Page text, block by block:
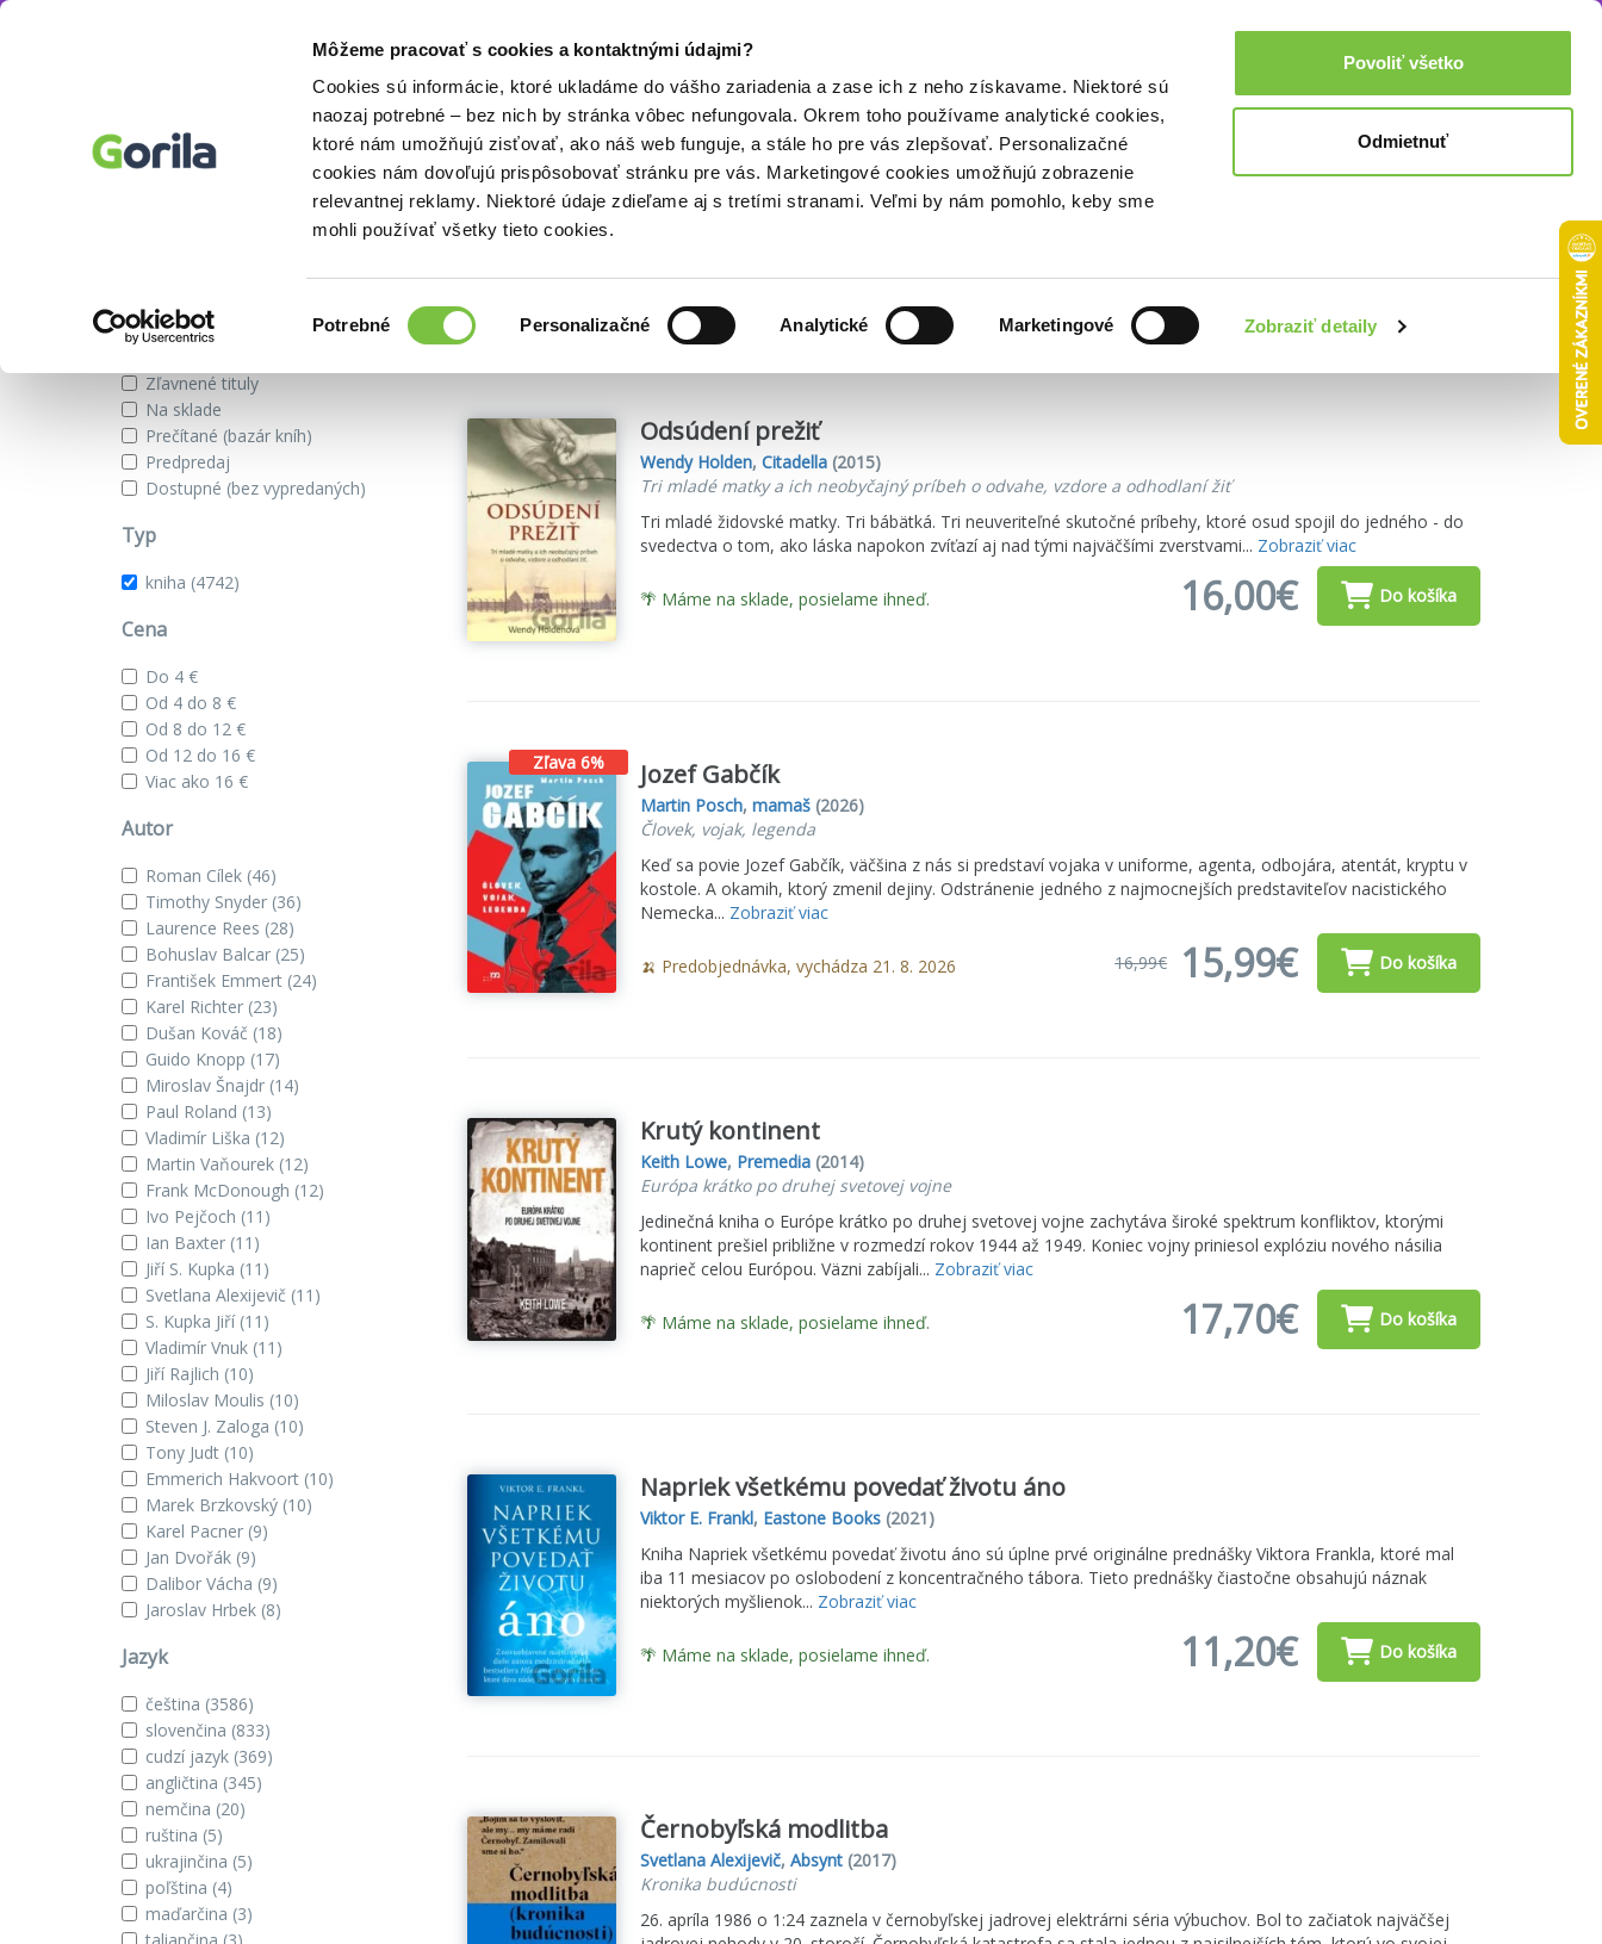
Môžeme pracovať s cookies a kontaktnými údajmi?
Cookies sú informácie, ktoré ukladáme do vášho zariadenia a zase ich z neho získavame. Niektoré sú
naozaj potrebné – bez nich by stránka vôbec nefungovala. Okrem toho používame analytické cookies,
ktoré nám umožňujú zisťovať, ako náš web funguje, a stále ho pre vás zlepšovať. Personalizačné
cookies nám dovoľujú prispôsobovať stránku pre vás. Marketingové cookies umožňujú zobrazenie
relevantnej reklamy. Niektoré údaje zdieľame aj s tretími stranami. Veľmi by nám pomohlo, keby sme
mohli používať všetky tieto cookies.
súhlasu
Potrebné Personalizačné Analytické Marketingové Zobraziť detaily
Povoliť všetko
Odmietnuť
Doplnky Prihlásenie 0,00€
Odborné a náučné Humanitné a... História 20. storočia Akcie a zľavy
Knihy z kategórie 20. storočia
Zobraziť iba
Zľavnené tituly
Na sklade
Prečítané (bazár kníh)
Predpredaj
Dostupné (bez vypredaných)
Typ
kniha (4742)
Cena
Do 4 €
Od 4 do 8 €
Od 8 do 12 €
Od 12 do 16 €
Viac ako 16 €
Autor
Roman Cílek (46)
Timothy Snyder (36)
Laurence Rees (28)
Bohuslav Balcar (25)
František Emmert (24)
Karel Richter (23)
Dušan Kováč (18)
Guido Knopp (17)
Miroslav Šnajdr (14)
Paul Roland (13)
Vladimír Liška (12)
Martin Vaňourek (12)
Frank McDonough (12)
Ivo Pejčoch (11)
Ian Baxter (11)
Jiří S. Kupka (11)
Svetlana Alexijevič (11)
S. Kupka Jiří (11)
Vladimír Vnuk (11)
Jiří Rajlich (10)
Miloslav Moulis (10)
Steven J. Zaloga (10)
Tony Judt (10)
Emmerich Hakvoort (10)
Marek Brzkovský (10)
Karel Pacner (9)
Jan Dvořák (9)
Dalibor Vácha (9)
Jaroslav Hrbek (8)
Jazyk
čeština (3586)
slovenčina (833)
cudzí jazyk (369)
angličtina (345)
nemčina (20)
ruština (5)
ukrajinčina (5)
poľština (4)
maďarčina (3)
Našli sme titulov Zoradiť podľa:
Odsúdení prežiť
Wendy Holden, Citadella(2015)
Tri mladé matky a ich neobyčajný príbeh o odvahe, vzdore a odhodlaní žiť
Tri mladé židovské matky. Tri bábätká. Tri neuveriteľné skutočné príbehy, ktoré osud spojil do jedného - do
svedectva o tom, ako láska napokon zvíťazí aj nad tými najväčšími zverstvami... Zobraziť viac
🌴 Máme na sklade, posielame ihneď. 16,00€ Do košíka
Zľava 6% Jozef Gabčík
Martin Posch, mamaš(2026)
Človek, vojak, legenda
Keď sa povie Jozef Gabčík, väčšina z nás si predstaví vojaka v uniforme, agenta, odbojára, atentát, kryptu v
kostole. A okamih, ktorý zmenil dejiny. Odstránenie jedného z najmocnejších predstaviteľov nacistického
Nemecka... Zobraziť viac
🍌 Predobjednávka, vychádza 21. 8. 2026 16,99€ 15,99€ Do košíka
Krutý kontinent
Keith Lowe, Premedia(2014)
Európa krátko po druhej svetovej vojne
Jedinečná kniha o Európe krátko po druhej svetovej vojne zachytáva široké spektrum konfliktov, ktorými
kontinent prešiel približne v rozmedzí rokov 1944 až 1949. Koniec vojny priniesol explóziu nového násilia
naprieč celou Európou. Väzni zabíjali... Zobraziť viac
🌴 Máme na sklade, posielame ihneď. 17,70€ Do košíka
Napriek všetkému povedať životu áno
Viktor E. Frankl, Eastone Books(2021)
Kniha Napriek všetkému povedať životu áno sú úplne prvé originálne prednášky Viktora Frankla, ktoré mal
iba 11 mesiacov po oslobodení z koncentračného tábora. Tieto prednášky čiastočne obsahujú náznak
niektorých myšlienok... Zobraziť viac
🌴 Máme na sklade, posielame ihneď. 11,20€ Do košíka
Černobyľská modlitba
Svetlana Alexijevič, Absynt(2017)
Kronika budúcnosti
26. apríla 1986 o 1:24 zaznela v černobyľskej jadrovej elektrárni séria výbuchov. Bol to začiatok najväčšej